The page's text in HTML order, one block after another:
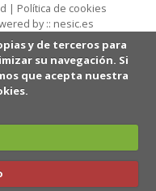
| Política de cookies
by :: nesic.es
y de terceros para
su navegación. Si
que acepta nuestra